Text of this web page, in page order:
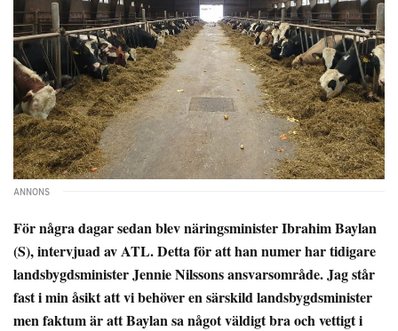
För några dagar sedan blev näringsminister Ibrahim Baylan
(S), intervjuad av ATL. Detta för att han numer har tidigare
landsbygdsminister Jennie Nilssons ansvarsområde. Jag står
fast i min åsikt att vi behöver en särskild landsbygdsminister
men faktum är att Baylan sa något väldigt bra och vettigt i